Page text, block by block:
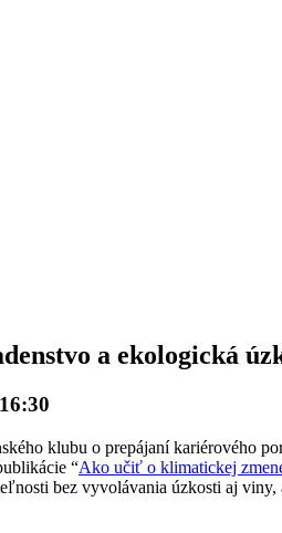
a ekologická
16:30
klubu o prepájaní kariérového
“Ako učiť o klimatickej
bez vyvolávania úzkosti aj